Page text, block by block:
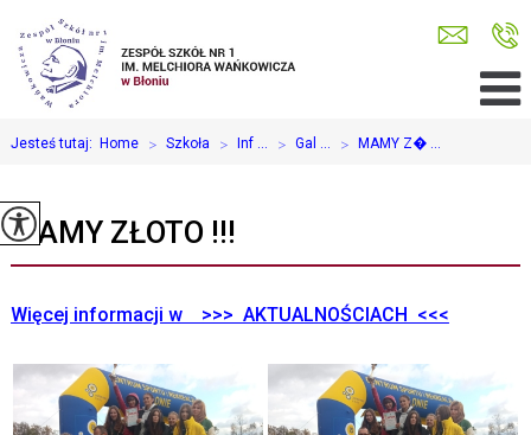
Jesteś tutaj: Home > Szkoła > Inf ... > Gal ... > MAMY Z� ...
MAMY ZŁOTO !!!
Więcej informacji w >>> AKTUALNOŚCIACH <<<